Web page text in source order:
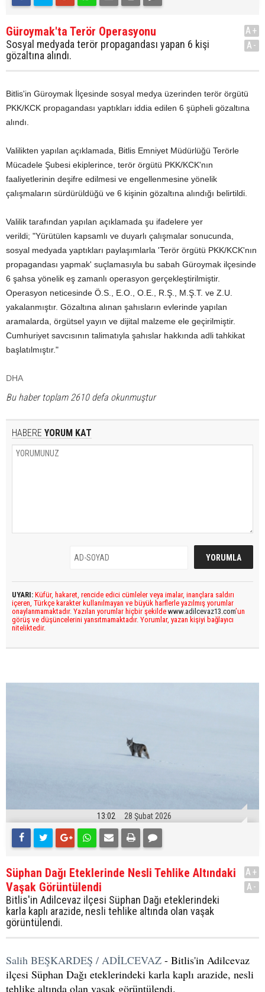
Güroymak'ta Terör Operasyonu
Sosyal medyada terör propagandası yapan 6 kişi
gözaltına alındı.
A+
A-
Bitlis'in Güroymak İlçesinde sosyal medya üzerinden terör örgütü
PKK/KCK propagandası yaptıkları iddia edilen 6 şüpheli gözaltına
alındı.
Valilikten yapılan açıklamada, Bitlis Emniyet Müdürlüğü Terörle
Mücadele Şubesi ekiplerince, terör örgütü PKK/KCK'nın
faaliyetlerinin deşifre edilmesi ve engellenmesine yönelik
çalışmaların sürdürüldüğü ve 6 kişinin gözaltına alındığı belirtildi.
Valilik tarafından yapılan açıklamada şu ifadelere yer
verildi; "Yürütülen kapsamlı ve duyarlı çalışmalar sonucunda,
sosyal medyada yaptıkları paylaşımlarla 'Terör örgütü PKK/KCK'nın
propagandası yapmak' suçlamasıyla bu sabah Güroymak ilçesinde
6 şahsa yönelik eş zamanlı operasyon gerçekleştirilmiştir.
Operasyon neticesinde Ö.S., E.O., O.E., R.Ş., M.Ş.T. ve Z.U.
yakalanmıştır. Gözaltına alınan şahısların evlerinde yapılan
aramalarda, örgütsel yayın ve dijital malzeme ele geçirilmiştir.
Cumhuriyet savcısının talimatıyla şahıslar hakkında adli tahkikat
başlatılmıştır."
DHA
Bu haber toplam 2610 defa okunmuştur
HABERE YORUM KAT
UYARI: Küfür, hakaret, rencide edici cümleler veya imalar, inançlara saldırı
içeren, Türkçe karakter kullanılmayan ve büyük harflerle yazılmış yorumlar
onaylanmamaktadır. Yazılan yorumlar hiçbir şekilde www.adilcevaz13.com’un
görüş ve düşüncelerini yansıtmamaktadır. Yorumlar, yazan kişiyi bağlayıcı
niteliktedir.
13:02 28 Şubat 2026
Süphan Dağı Eteklerinde Nesli Tehlike Altındaki
Vaşak Görüntülendi
Bitlis'in Adilcevaz ilçesi Süphan Dağı eteklerindeki
karla kaplı arazide, nesli tehlike altında olan vaşak
görüntülendi.
A+
A-
Salih BEŞKARDEŞ / ADİLCEVAZ - Bitlis'in Adilcevaz
ilçesi Süphan Dağı eteklerindeki karla kaplı arazide, nesli
tehlike altında olan vaşak görüntülendi.